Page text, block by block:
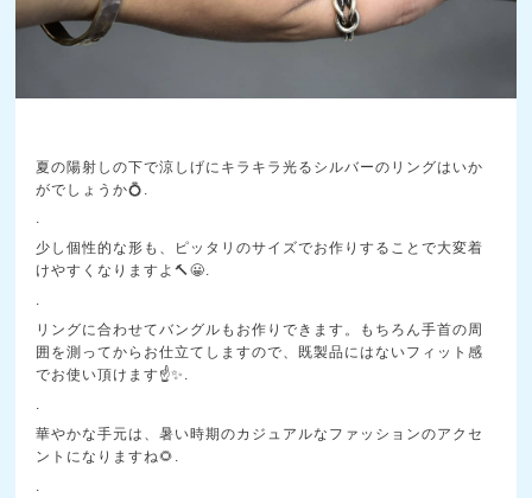
夏の陽射しの下で涼しげにキラキラ光るシルバーのリングはいか
がでしょうか💍.
.
少し個性的な形も、ピッタリのサイズでお作りすることで大変着
けやすくなりますよ🔨😀.
.
リングに合わせてバングルもお作りできます。もちろん手首の周
囲を測ってからお仕立てしますので、既製品にはないフィット感
でお使い頂けます☝️✨.
.
華やかな手元は、暑い時期のカジュアルなファッションのアクセ
ントになりますね🌻.
.